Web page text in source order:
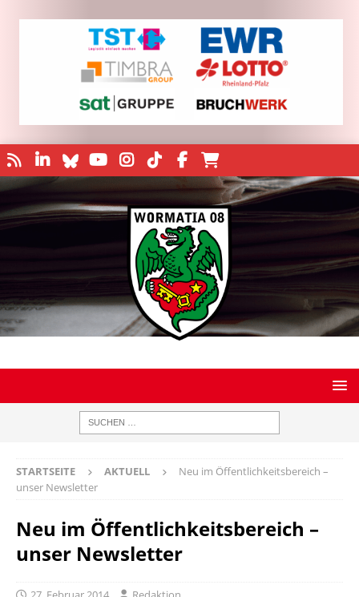
STARTSEITE AKTUELL
Neu im Öffentlichkeitsbereich –
unser Newsletter
Neu im Öffentlichkeitsbereich –
unser Newsletter